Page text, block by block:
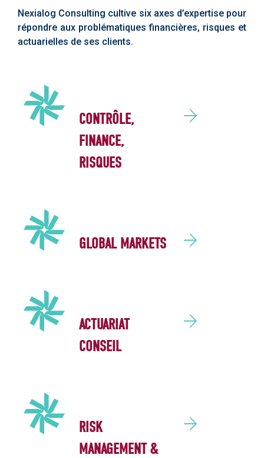
Nexialog Consulting cultive six axes d’expertise pour
répondre aux problématiques financières, risques et
actuarielles de ses clients.
CONTRÔLE,
FINANCE,
RISQUES
GLOBAL MARKETS
ACTUARIAT
CONSEIL
RISK
MANAGEMENT &